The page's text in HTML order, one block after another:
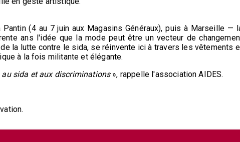
(4 au 7 juin aux Magasins Généraux), puis à Marseille —
ans l'idée que la mode peut être un vecteur de
la lutte contre le sida, se réinvente ici à travers les vêtements
à la fois militante et élégante.
au sida et aux discriminations», rappelle l'association AIDES.